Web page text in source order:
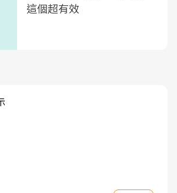
這個超有效